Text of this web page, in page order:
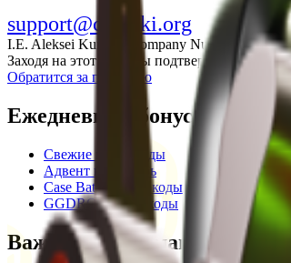
support@cs-wiki.org
I.E. Aleksei Kurtkin, Company Number
Заходя на этот сайт, вы подтверждаете,
Обратится за помощью
Ежедневные бонусы
Свежие промокоды
Адвент календарь
Case Battle промокоды
GGDROP промокоды
Важная информация